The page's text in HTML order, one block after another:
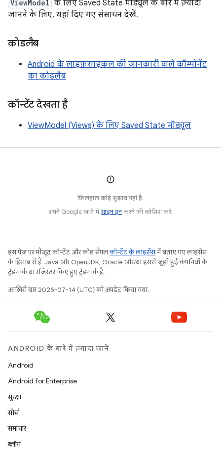
ViewModel के लिए Saved State मॉड्यूल के बारे में ज़्यादा
जानने के लिए, यहां दिए गए संसाधन देखें.
कोडलैब
Android के लाइफ़साइकल की जानकारी वाले कॉम्पोनेंट
का कोडलैब
कॉन्टेंट देखता है
ViewModel (Views) के लिए Saved State मॉड्यूल
फ़िलहाल कोई सुझाव नहीं है.
अपने Google खाते मेंसाइन इनकरने की कोशिश करें.
इस पेज पर मौजूद कॉन्टेंट और कोड सैंपलकॉन्टेंट के लाइसेंसमें बताए गए लाइसेंस
के हिसाब से हैं. Java और OpenJDK, Oracle और/या इससे जुड़ी हुई कंपनियों के
ट्रेडमार्क या रजिस्टर किए हुए ट्रेडमार्क हैं.
आखिरी बार 2026-07-14 (UTC) को अपडेट किया गया.
ANDROID के बारे में ज़्यादा जानें
Android
Android for Enterprise
सुरक्षा
सोर्स
समाचार
ब्लॉग